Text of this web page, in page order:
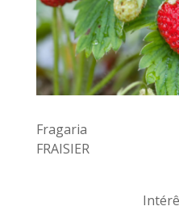
Fragaria
FRAISIER